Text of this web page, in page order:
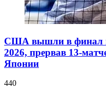
США вышли в финал
2026, прервав 13-
Японии
440